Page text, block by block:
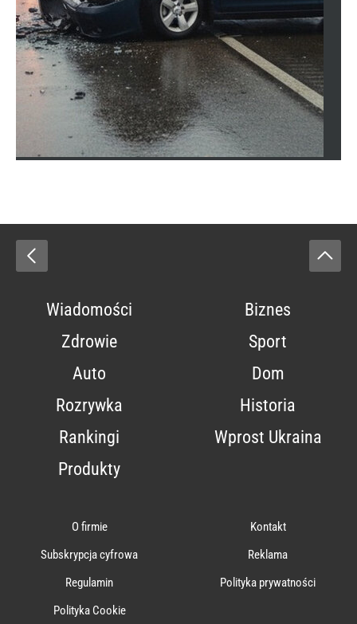
Wiadomości
Biznes
Zdrowie
Sport
Auto
Dom
Rozrywka
Historia
Rankingi
Wprost Ukraina
Produkty
O firmie
Kontakt
Subskrypcja cyfrowa
Reklama
Regulamin
Polityka prywatności
Polityka Cookie